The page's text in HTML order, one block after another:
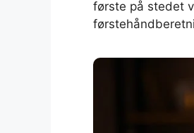
første på stedet